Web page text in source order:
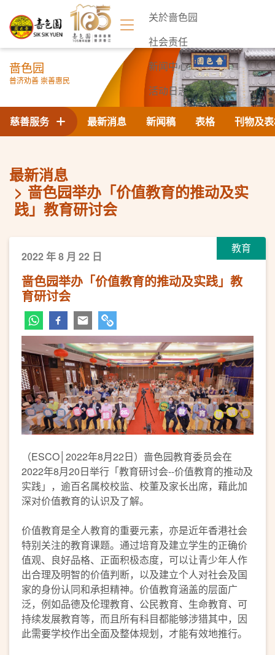
关於啬色园
社会责任
新闻中心
活动日志
联络我们
啬色园
普济劝善 崇善惠民
最新消息 新闻稿 表格 刊物及
慈善服务
最新消息
啬色园举办「价值教育的推动及实
践」教育研讨会
教育
2022 年 8 月 22 日
啬色园举办「价值教育的推动及实践」教
育研讨会
（ESCO│2022年8月22日）啬色园教育委员会在
2022年8月20日举行「教育研讨会--价值教育的推动及
实践」，逾百名属校校监、校董及家长出席，藉此加
深对价值教育的认识及了解。
价值教育是全人教育的重要元素，亦是近年香港社会
特别关注的教育课题。通过培育及建立学生的正确价
值观、良好品格、正面积极态度，可以让青少年人作
出合理及明智的价值判断，以及建立个人对社会及国
家的身份认同和承担精神。价值教育涵盖的层面广
泛，例如品德及伦理教育、 公民教育、 生命教育、 可
持续发展教育等，而且所有科目都能够涉猎其中，因
此需要学校作出全面及整体规划，才能有效地推行。